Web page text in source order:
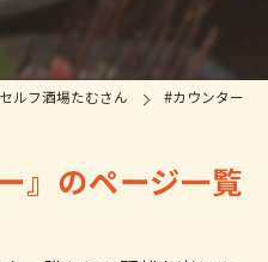
ルフ酒場たむさん #カウンター
』のページ一覧